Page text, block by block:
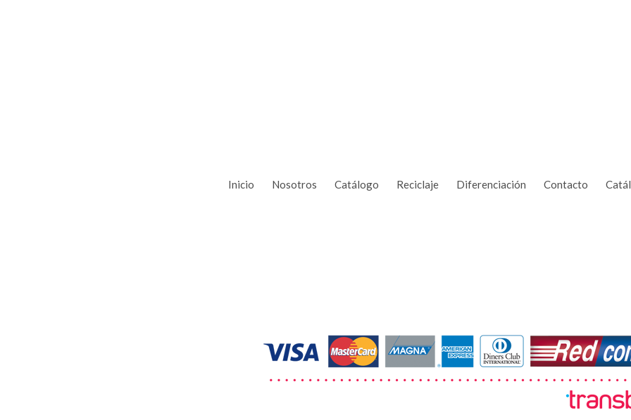
Inicio Nosotros Catálogo Reciclaje Diferenciación Contacto